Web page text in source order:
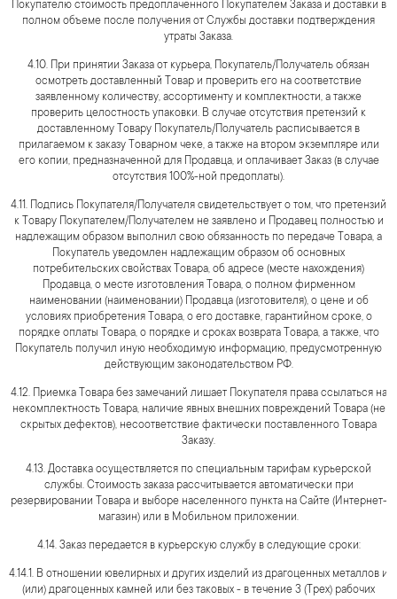
Покупателю стоимость предоплаченного Покупателем Заказа и доставки в
полном объеме после получения от Службы доставки подтверждения
утраты Заказа.
4.10. При принятии Заказа от курьера, Покупатель/Получатель обязан
осмотреть доставленный Товар и проверить его на соответствие
заявленному количеству, ассортименту и комплектности, а также
проверить целостность упаковки. В случае отсутствия претензий к
доставленному Товару Покупатель/Получатель расписывается в
прилагаемом к заказу Товарном чеке, а также на втором экземпляре или
его копии, предназначенной для Продавца, и оплачивает Заказ (в случае
отсутствия 100%-ной предоплаты).
4.11. Подпись Покупателя/Получателя свидетельствует о том, что претензий
к Товару Покупателем/Получателем не заявлено и Продавец полностью и
надлежащим образом выполнил свою обязанность по передаче Товара, а
Покупатель уведомлен надлежащим образом об основных
потребительских свойствах Товара, об адресе (месте нахождения)
Продавца, о месте изготовления Товара, о полном фирменном
наименовании (наименовании) Продавца (изготовителя), о цене и об
условиях приобретения Товара, о его доставке, гарантийном сроке, о
порядке оплаты Товара, о порядке и сроках возврата Товара, а также, что
Покупатель получил иную необходимую информацию, предусмотренную
действующим законодательством РФ.
4.12. Приемка Товара без замечаний лишает Покупателя права ссылаться на
некомплектность Товара, наличие явных внешних повреждений Товара (не
скрытых дефектов), несоответствие фактически поставленного Товара
Заказу.
4.13. Доставка осуществляется по специальным тарифам курьерской
службы. Стоимость заказа рассчитывается автоматически при
резервировании Товара и выборе населенного пункта на Сайте (Интернет-
магазин) или в Мобильном приложении.
4.14. Заказ передается в курьерскую службу в следующие сроки:
4.14.1. В отношении ювелирных и других изделий из драгоценных металлов и
(или) драгоценных камней или без таковых - в течение 3 (Трех) рабочих